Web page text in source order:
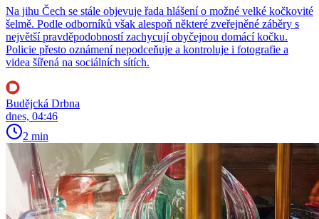
Na jihu Čech se stále objevuje řada hlášení o možné velké kočkovité
šelmě. Podle odborníků však alespoň některé zveřejněné záběry s
největší pravděpodobností zachycují obyčejnou domácí kočku.
Policie přesto oznámení nepodceňuje a kontroluje i fotografie a
videa šířená na sociálních sítích.
Budějcká Drbna
dnes, 04:46
2 min